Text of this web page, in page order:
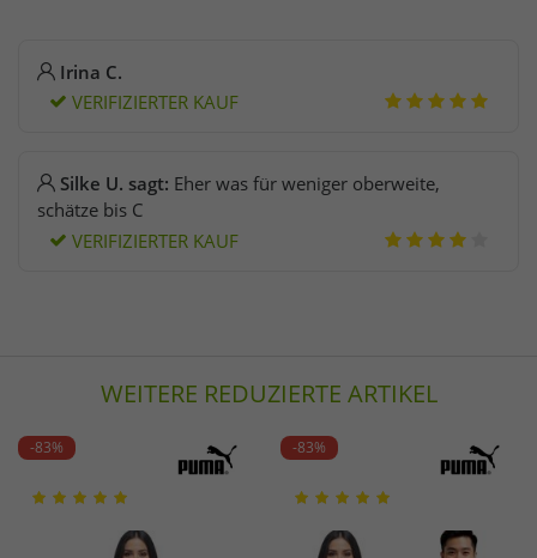
Irina C.
VERIFIZIERTER KAUF
Silke U. sagt: Eher was für weniger oberweite,
schätze bis C
VERIFIZIERTER KAUF
WEITERE REDUZIERTE ARTIKEL
-83% -83%